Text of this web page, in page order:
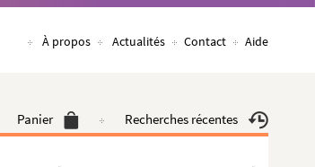
À propos Actualités Contact Aide
Panier Recherches récentes